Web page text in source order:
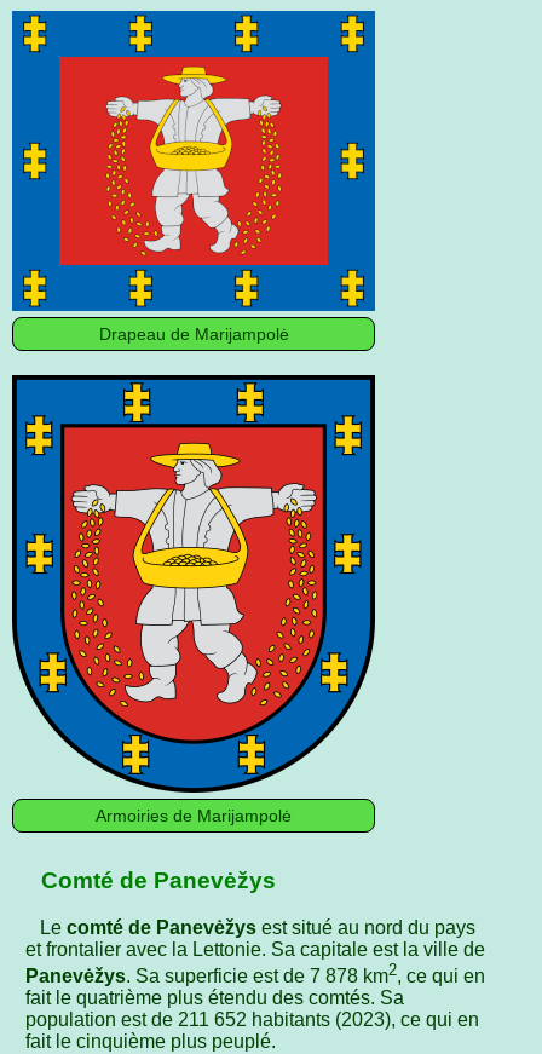
Drapeau de Marijampolė
Armoiries de Marijampolė
Comté de Panevėžys
Le comté de Panevėžysest situé au nord du pays
et frontalier avec la Lettonie. Sa capitale est la ville de
Panevėžys. Sa superficie est de 7 878 km2, ce qui en
fait le quatrième plus étendu des comtés. Sa
population est de 211 652 habitants (2023), ce qui en
fait le cinquième plus peuplé.